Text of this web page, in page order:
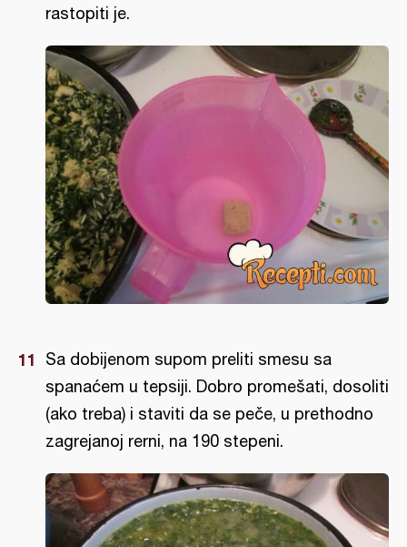
rastopiti je.
Sa dobijenom supom preliti smesu sa
spanaćem u tepsiji. Dobro promešati, dosoliti
(ako treba) i staviti da se peče, u prethodno
zagrejanoj rerni, na 190 stepeni.